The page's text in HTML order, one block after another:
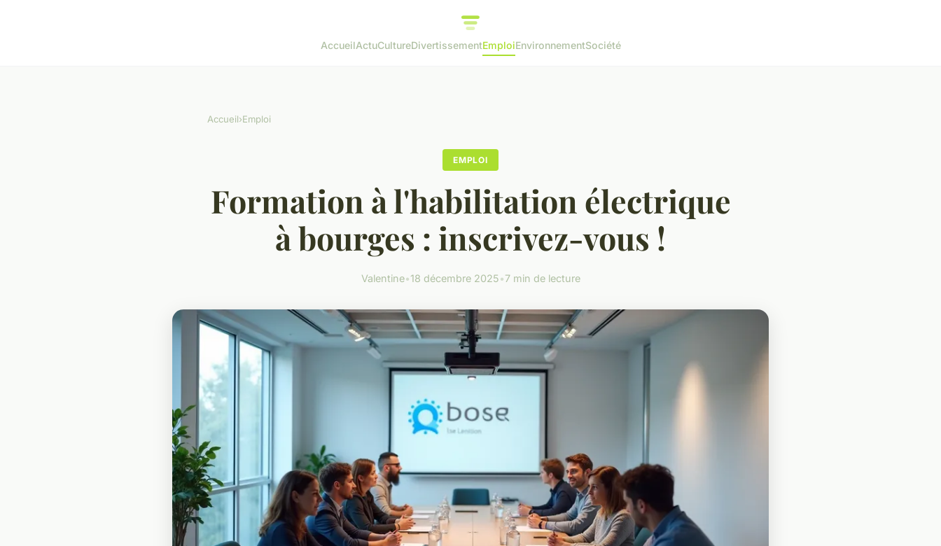
AccueilActuCultureDivertissementEmploiEnvironnementSociété
Accueil›Emploi
EMPLOI
Formation à l'habilitation électrique
à bourges : inscrivez-vous !
Valentine•18 décembre 2025•7 min de lecture